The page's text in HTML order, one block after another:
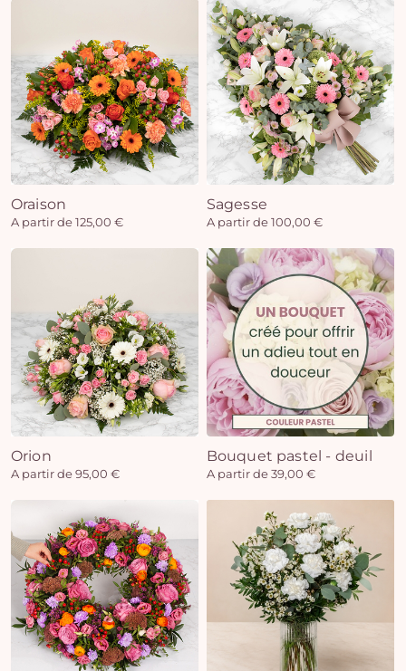
Oraison
A partir de 125,00 €
Sagesse
A partir de 100,00 €
Orion
A partir de 95,00 €
Bouquet pastel - deuil
A partir de 39,00 €